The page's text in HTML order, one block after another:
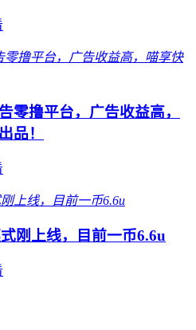
零撸平台，广告收益高，
品！
刚上线，目前一币6.6u